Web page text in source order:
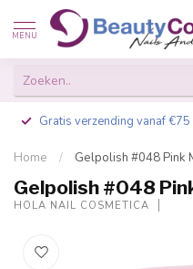
MENU
Gratis verzending vanaf €75
Home / Gelpolish #048 Pink
Gelpolish #048
HOLA NAIL COSMETICA